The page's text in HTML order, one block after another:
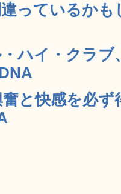
違っているか
ハイ・クラ
と快感を必